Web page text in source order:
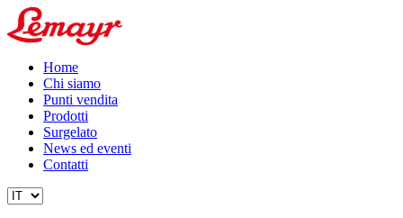
Home
Chi siamo
Punti vendita
Prodotti
Surgelato
News ed eventi
Contatti